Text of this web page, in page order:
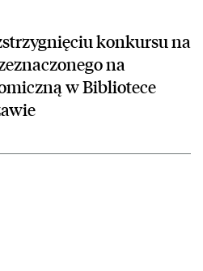
konkursu na
na
w Bibliotece
ofert w konkursie na